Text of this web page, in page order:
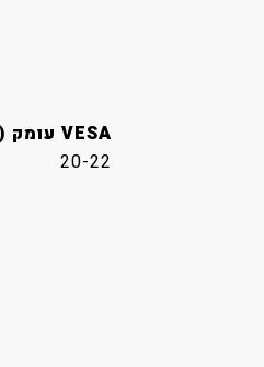
VESA עומק (מ"מ)
20-22